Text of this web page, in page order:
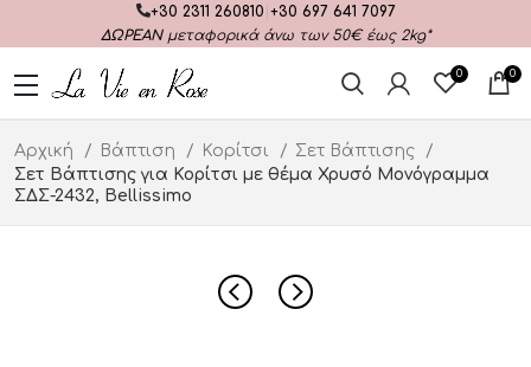
+30 2311 260810 +30 697 641 7097
ΔΩΡΕΑΝμεταφορικά άνω των 50€ έως 2kg*
0 0
Αρχική Βάπτιση Κορίτσι
Σετ Βάπτισης
Σετ Βάπτισης για Κορίτσι με θέμα Χρυσό Μονόγραμμα
ΣΔΣ-2432, Bellissimo